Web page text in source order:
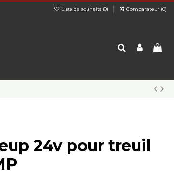
Liste de souhaits (0) Comparateur (0)
24v pour treuil